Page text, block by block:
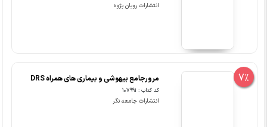
انتشارات رویان پژوه
7% مرورجامع بیهوشی و بیماری های همراه DRS
کد کتاب : 107991
انتشارات جامعه نگر